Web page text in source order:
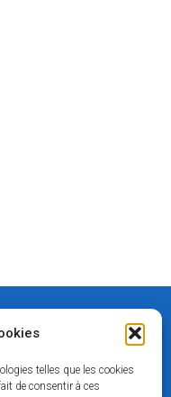
telles que les cookies
de consentir à ces
gardais.fr